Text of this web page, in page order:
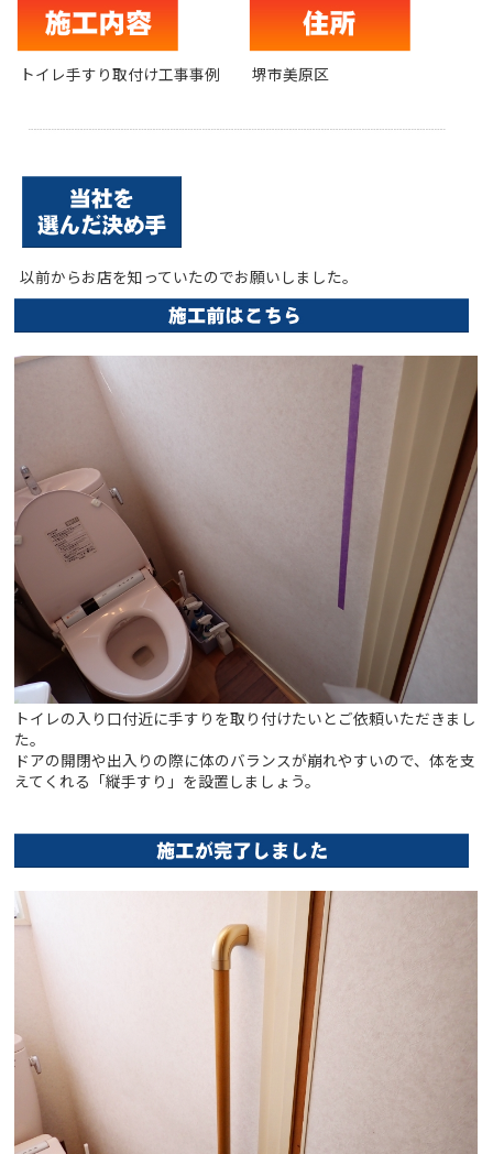
トイレ手すり取付け工事事例 堺市美原区
以前からお店を知っていたのでお願いしました。
トイレの入り口付近に手すりを取り付けたいとご依頼いただきまし
た。
ドアの開閉や出入りの際に体のバランスが崩れやすいので、体を支
えてくれる「縦手すり」を設置しましょう。